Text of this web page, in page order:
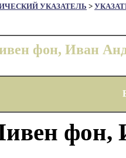
УКАЗАТЕЛЬ >
фон, Иван
фон,